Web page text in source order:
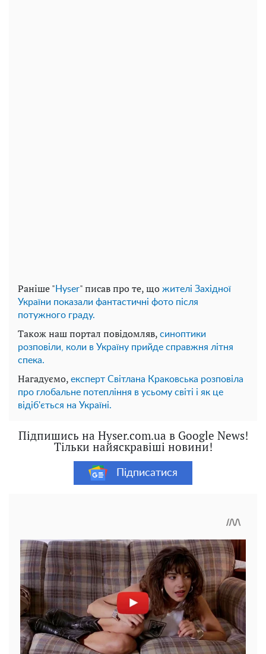
Раніше " Нyser" писав про те, що жителі Західної
України показали фантастичні фото після
потужного граду.
Також наш портал повідомляв, синоптики
розповіли, коли в Україну прийде справжня літня
спека.
Нагадуємо, експерт Світлана Краковська розповіла
про глобальне потепління в усьому світі і як це
відіб'ється на Україні.
Підпишись на Hyser.com.ua в Google News!
Тільки найяскравіші новини!
Підписатися